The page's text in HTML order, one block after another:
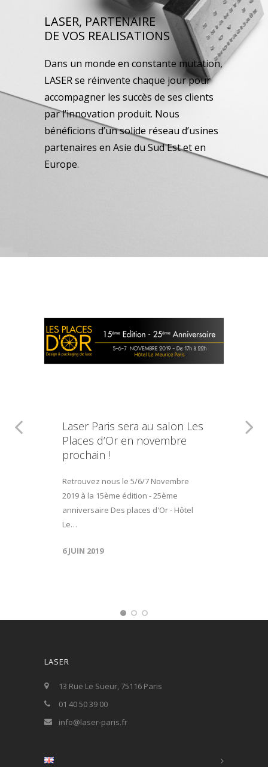
LASER, PARTENAIRE
DE VOS REALISATIONS
Dans un monde en constante mutation,
LASER se réinvente chaque jour pour
accompagner les succès de ses clients
par l’innovation produit. Nous
bénéficions d’un solide réseau d’usines
partenaires en Asie du Sud Est et en
Europe.
Laser Paris sera au salon Les
Places d’Or en novembre
prochain !
Retrouvez nous le 5/6/7 Novembre
2019 à la 15ème édition - 25ème
anniversaire Des places d'Or - Hôtel
Le…
6 JUIN 2019
LASER
13 Rue Le Sueur, 75116 Paris
01 40 50 39 00
info@laser-paris.fr